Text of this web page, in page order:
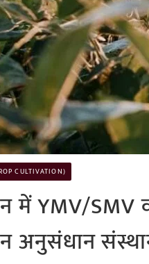
CULTIVATION)
में YMV/SMV
अनुसंधान